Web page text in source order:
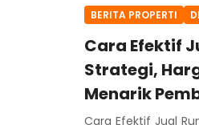
BERITA PROPERTI
Cara Efektif
Strategi,
Menarik
Cara Efektif Jual